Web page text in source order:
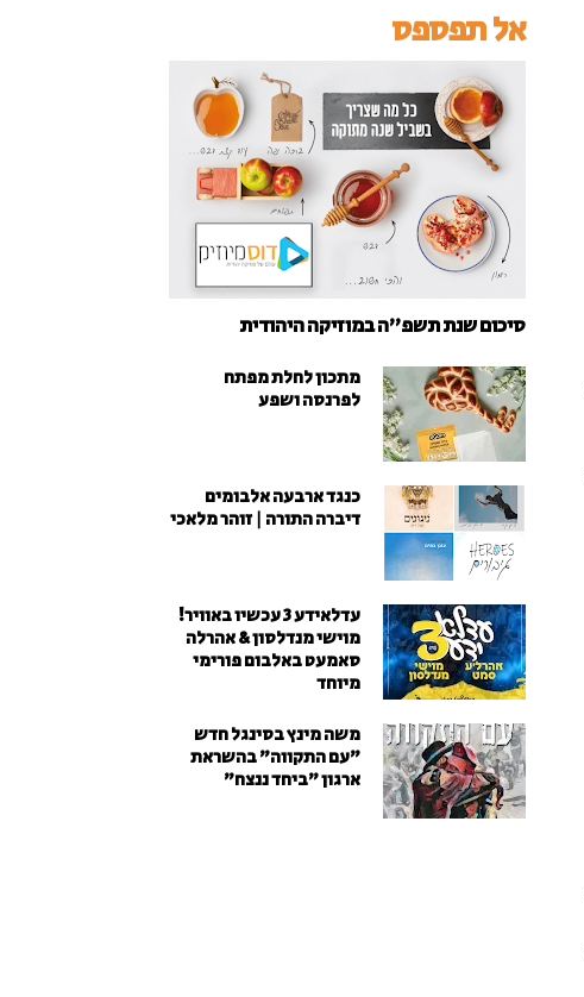
אל תפספס
סיכום שנת תשפ"ה במוזיקה היהודית
מתכון לחלת מפתח
לפרנסה ושפע
כנגד ארבעה אלבומים
דיברה התורה | זוהר מלאכי
עדלאידע 3 עכשיו באוויר!
מוישי מנדלסון & אהרלה
סאמעט באלבום פורימי
מיוחד
משה מינץ בסינגל חדש
״עם התקווה״ בהשראת
ארגון "ביחד ננצח"